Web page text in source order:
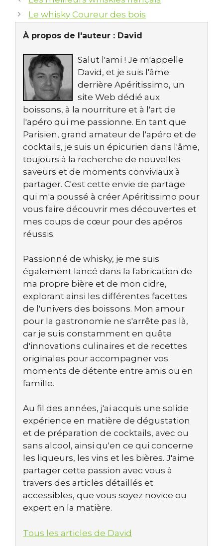
Le whisky Coureur des bois
À propos de l'auteur : David
Salut l'ami ! Je m'appelle
David, et je suis l'âme
derrière Apéritissimo, un
site Web dédié aux
boissons, à la nourriture et à l'art de
l'apéro qui me passionne. En tant que
Parisien, grand amateur de l'apéro et de
cocktails, je suis un épicurien dans l'âme,
toujours à la recherche de nouvelles
saveurs et de moments conviviaux à
partager. C'est cette envie de partage
qui m'a poussé à créer Apéritissimo pour
vous faire découvrir mes découvertes et
mes coups de cœur pour des apéros
réussis.
Passionné de whisky, je me suis
également lancé dans la fabrication de
ma propre bière et de mon cidre,
explorant ainsi les différentes facettes
de l'univers des boissons. Mon amour
pour la gastronomie ne s'arrête pas là,
car je suis constamment en quête
d'innovations culinaires et de recettes
originales pour accompagner vos
moments de détente entre amis ou en
famille.
Au fil des années, j'ai acquis une solide
expérience en matière de dégustation
et de préparation de cocktails, avec ou
sans alcool, ainsi qu'en ce qui concerne
les liqueurs, les vins et les bières. J'aime
partager cette passion avec vous à
travers des articles détaillés et
accessibles, que vous soyez novice ou
expert en la matière.
Tous les articles de David